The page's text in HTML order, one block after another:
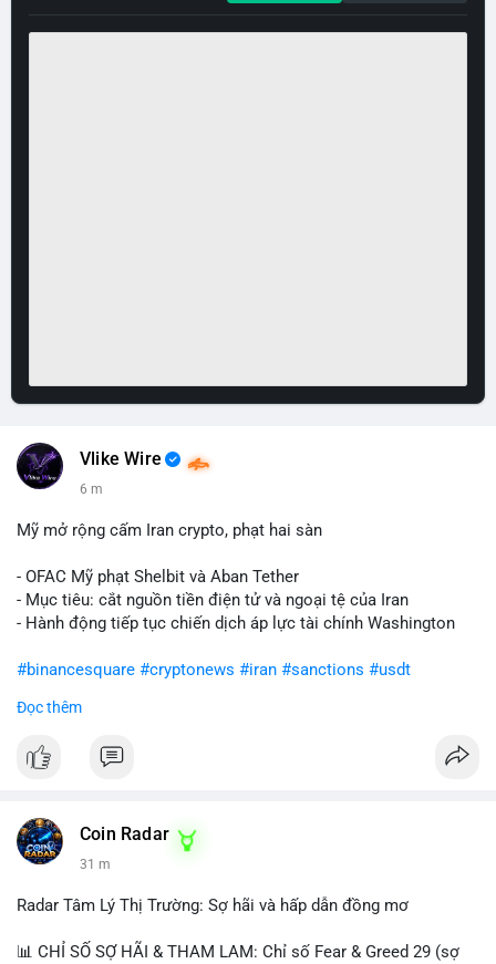
Vlike Wire
6 m
Mỹ mở rộng cấm Iran crypto, phạt hai sàn
- OFAC Mỹ phạt Shelbit và Aban Tether
- Mục tiêu: cắt nguồn tiền điện tử và ngoại tệ của Iran
- Hành động tiếp tục chiến dịch áp lực tài chính Washington
#binancesquare #cryptonews #iran #sanctions #usdt
$usdt
#vlikevn #titanbot
Đọc thêm
Coin Radar
31 m
Radar Tâm Lý Thị Trường: Sợ hãi và hấp dẫn đồng mơ
📊 CHỈ SỐ SỢ HÃI & THAM LAM: Chỉ số Fear & Greed 29 (sợ